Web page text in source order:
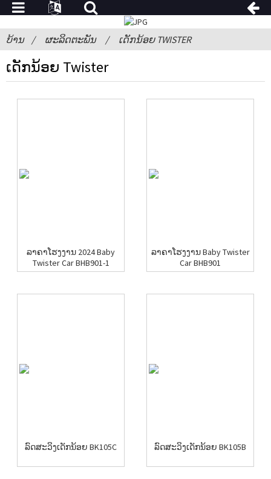
ບ້ານ ຜະລິດຕະພັນ ເດັກນ້ອຍ TWISTER
ເດັກນ້ອຍ Twister
ລາຄາໂຮງງານ 2024 Baby
Twister Car BHB901-1
ລາຄາໂຮງງານ Baby Twister
Car BHB901
ລົດສະວິງເດັກນ້ອຍ BK105C ລົດສະວິງເດັກນ້ອຍ BK105B